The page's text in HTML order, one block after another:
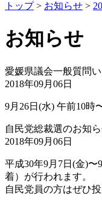
トップ> お知らせ >
お知らせ
愛媛県議会一般質問
2018年09月06日
9月26日(水) 午前10時
自民党総裁選のお知
2018年09月06日
平成30年9月7日(金)
着）が行われます。
自民党員の方はぜひ